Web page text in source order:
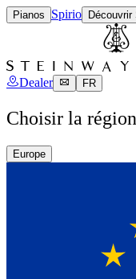
Pianos Spirio
Dealer FR
Choisir la
Europe